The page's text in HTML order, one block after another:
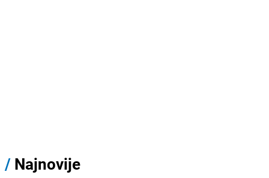
/ Najnovije